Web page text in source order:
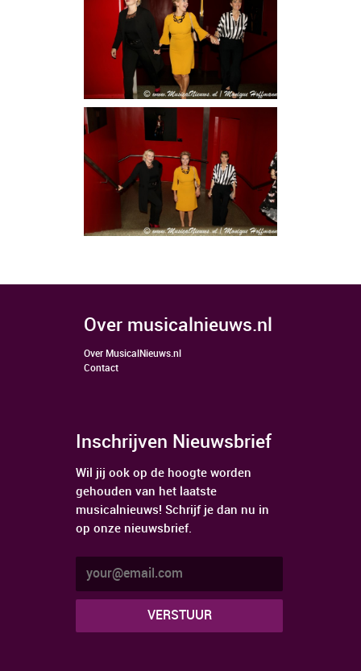
over musicalnieuws.nl
Over MusicalNieuws.nl
Contact
Inschrijven Nieuwsbrief
Wil jij ook op de hoogte worden
gehouden van het laatste
musicalnieuws! Schrijf je dan nu in
op onze nieuwsbrief.